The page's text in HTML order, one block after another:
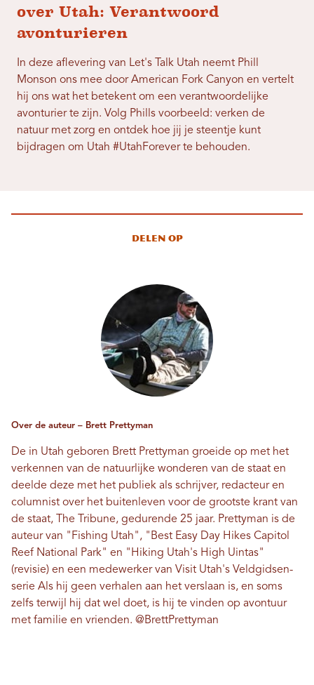
over Utah: Verantwoord
avonturieren
In deze aflevering van Let's Talk Utah neemt Phill
Monson ons mee door American Fork Canyon en vertelt
hij ons wat het betekent om een ​​verantwoordelijke
avonturier te zijn. Volg Phills voorbeeld: verken de
natuur met zorg en ontdek hoe jij je steentje kunt
bijdragen om Utah #UtahForever te behouden.
Delen op
Over de auteur – Brett Prettyman
De in Utah geboren Brett Prettyman groeide op met het
verkennen van de natuurlijke wonderen van de staat en
deelde deze met het publiek als schrijver, redacteur en
columnist over het buitenleven voor de grootste krant van
de staat, The Tribune, gedurende 25 jaar. Prettyman is de
auteur van "Fishing Utah", "Best Easy Day Hikes Capitol
Reef National Park" en "Hiking Utah's High Uintas"
(revisie) en een medewerker van Visit Utah's Veldgidsen-
serie Als hij geen verhalen aan het verslaan is, en soms
zelfs terwijl hij dat wel doet, is hij te vinden op avontuur
met familie en vrienden. @BrettPrettyman